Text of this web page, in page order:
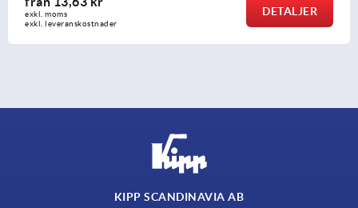
DETALJER
KIPP SCANDINAVIA AB